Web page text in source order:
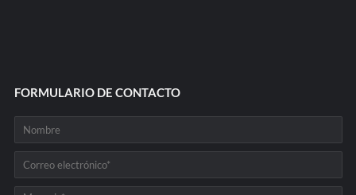
FORMULARIO DE CONTACTO